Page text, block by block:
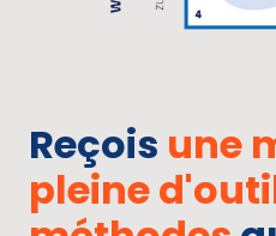
Reçois une
pleine